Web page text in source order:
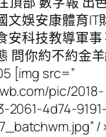
文娛安康體育IT
安科技教導軍事
問你約不約金
[img src=”
pic/2018-
2061-4d74-9191-
/